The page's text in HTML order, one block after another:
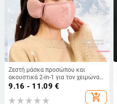
Ζεστή μάσκα προσώπου και
ακουστικά 2-in-1 για τον χειμώνα
2024, βαμβακερή, αντιανεμική, με
9.16 - 11.09 €
add_shopping_cart